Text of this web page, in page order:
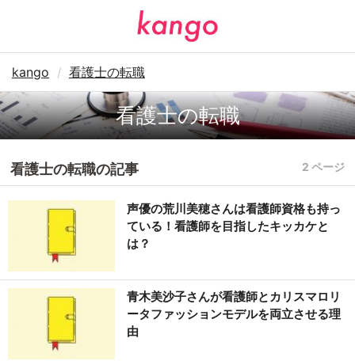
kango 看護士の転職
看護士の転職
看護士の転職の記事 2 ページ
声優の荒川美穂さんは看護師資格も持っ
ている！看護師を目指したキッカケと
は？
青木美沙子さんが看護師とカリスマロリ
ータファッションモデルを両立させる理
由